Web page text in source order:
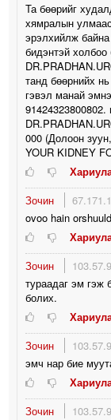
Та бөөрийг
хямралын
эрэлхийлж
бидэнтэй холбоо
танд бөөрнийх
гэвэл манай
91424323800802.
000 (Долоон
YOUR KIDNEY
Зочин
ovoo hain
Зочин
тураадаг эм гэж
болих.
Зочин
эмч нар бие
Зочин